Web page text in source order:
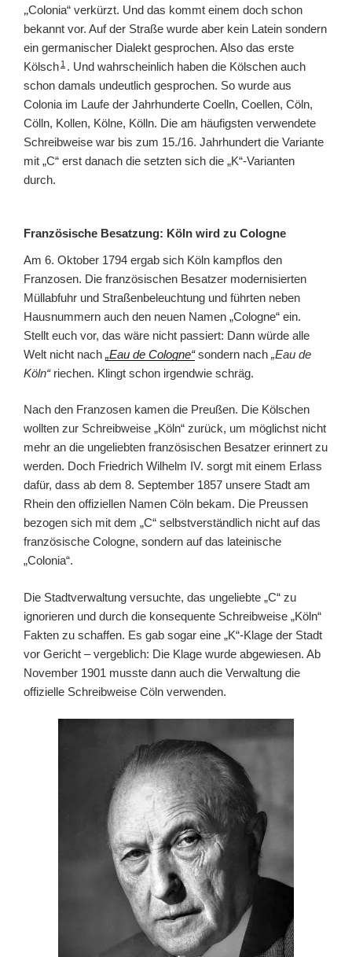
„Colonia“ verkürzt. Und das kommt einem doch schon
bekannt vor. Auf der Straße wurde aber kein Latein sondern
ein germanischer Dialekt gesprochen. Also das erste
Kölsch 1 . Und wahrscheinlich haben die Kölschen auch
schon damals undeutlich gesprochen. So wurde aus
Colonia im Laufe der Jahrhunderte Coelln, Coellen, Cöln,
Cölln, Kollen, Kölne, Kölln. Die am häufigsten verwendete
Schreibweise war bis zum 15./16. Jahrhundert die Variante
mit „C“ erst danach die setzten sich die „K“-Varianten
durch.
Französische Besatzung: Köln wird zu Cologne
Am 6. Oktober 1794 ergab sich Köln kampflos den
Franzosen. Die französischen Besatzer modernisierten
Müllabfuhr und Straßenbeleuchtung und führten neben
Hausnummern auch den neuen Namen „Cologne“ ein.
Stellt euch vor, das wäre nicht passiert: Dann würde alle
Welt nicht nach „Eau de Cologne“ sondern nach „Eau de
Köln“riechen. Klingt schon irgendwie schräg.
Nach den Franzosen kamen die Preußen. Die Kölschen
wollten zur Schreibweise „Köln“ zurück, um möglichst nicht
mehr an die ungeliebten französischen Besatzer erinnert zu
werden. Doch Friedrich Wilhelm IV. sorgt mit einem Erlass
dafür, dass ab dem 8. September 1857 unsere Stadt am
Rhein den offiziellen Namen Cöln bekam. Die Preussen
bezogen sich mit dem „C“ selbstverständlich nicht auf das
französische Cologne, sondern auf das lateinische
„Colonia“.
Die Stadtverwaltung versuchte, das ungeliebte „C“ zu
ignorieren und durch die konsequente Schreibweise „Köln“
Fakten zu schaffen. Es gab sogar eine „K“-Klage der Stadt
vor Gericht – vergeblich: Die Klage wurde abgewiesen. Ab
November 1901 musste dann auch die Verwaltung die
offizielle Schreibweise Cöln verwenden.